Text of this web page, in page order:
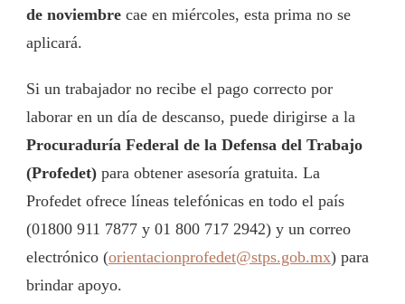
de noviembre cae en miércoles, esta prima no se
aplicará.
Si un trabajador no recibe el pago correcto por
laborar en un día de descanso, puede dirigirse a la
Procuraduría Federal de la Defensa del Trabajo
(Profedet) para obtener asesoría gratuita. La
Profedet ofrece líneas telefónicas en todo el país
(01800 911 7877 y 01 800 717 2942) y un correo
electrónico (orientacionprofedet@stps.gob.mx) para
brindar apoyo.